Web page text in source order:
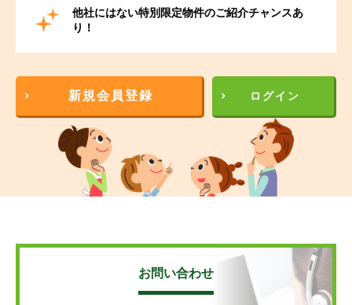
他社にはない特別限定物件のご紹介チャンスあ
り！
新規会員登録 ログイン
お問い合わせ